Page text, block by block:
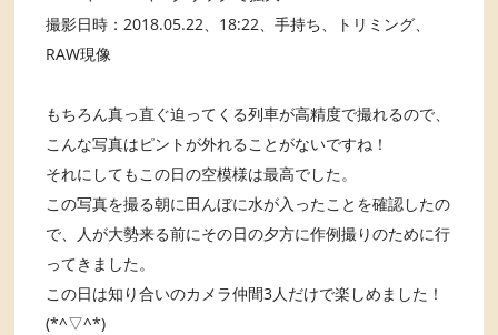
撮影日時：2018.05.22、18:22、手持ち、トリミング、
RAW現像
もちろん真っ直ぐ迫ってくる列車が高精度で撮れるので、
こんな写真はピントが外れることがないですね！
それにしてもこの日の空模様は最高でした。
この写真を撮る朝に田んぼに水が入ったことを確認したの
で、人が大勢来る前にその日の夕方に作例撮りのために行
ってきました。
この日は知り合いのカメラ仲間3人だけで楽しめました！
(*^▽^*)